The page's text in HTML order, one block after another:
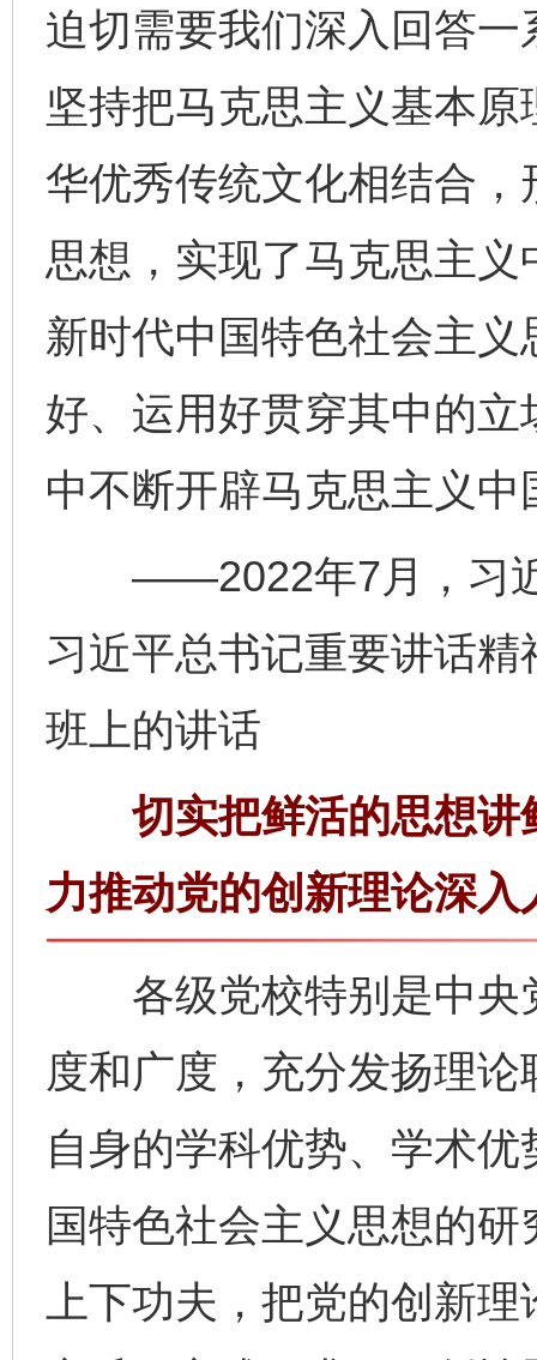
迫切需要我们深入回答
坚持把马克思主义基本
华优秀传统文化相结合
思想，实现了马克思主
新时代中国特色社会主
好、运用好贯穿其中的
中不断开辟马克思主义
——2022年7月，习近
习近平总书记重要讲话
班上的讲话
切实把鲜活的思想讲
力推动党的创新理论深入
各级党校特别是中央
度和广度，充分发扬理
自身的学科优势、学术
国特色社会主义思想的
上下功夫，把党的创新